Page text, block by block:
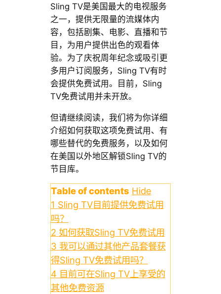
Sling TV是美国最大的电视服务
之一，提供无限量的流媒体内
容，包括剧集、电影、直播和节
目，为用户提供出色的观看体
验。为了庆祝周年纪念或吸引更
多用户订阅服务，Sling TV有时
会提供免费试用。目前，Sling
TV免费试用并未开放。
但请继续阅读，我们将为你详细
介绍如何获取这项免费试用、有
哪些替代的免费服务，以及如何
在美国以外地区解锁Sling TV的
节目库。
Table of contents Hide
1 Sling TV目前提供免费试用
吗？
2 如何获取Sling TV免费试用
3 我可以通过其他产品套餐获
得Sling TV免费试用吗？
4 目前可在Sling TV上享受的
其他免费资源